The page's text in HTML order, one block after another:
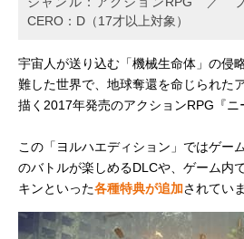
CERO：D（17才以上対象）
宇宙人が送り込む「機械生命体」の侵
難した世界で、地球奪還を命じられた
描く2017年発売のアクションRPG『ニ
この「ヨルハエディション」ではゲー
のバトルが楽しめるDLCや、ゲーム内
キンといった各種特典が追加されてい